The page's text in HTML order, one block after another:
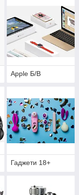
Apple Б/В
Гаджети 18+